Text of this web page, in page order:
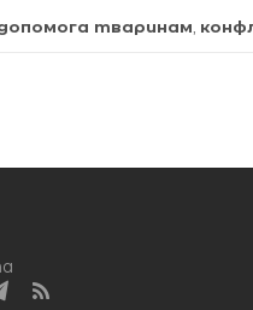
тваринам,